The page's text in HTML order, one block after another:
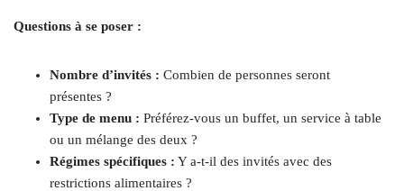
Questions à se poser :
Nombre d’invités : Combien de personnes seront
présentes ?
Type de menu : Préférez-vous un buffet, un service à table
ou un mélange des deux ?
Régimes spécifiques : Y a-t-il des invités avec des
restrictions alimentaires ?